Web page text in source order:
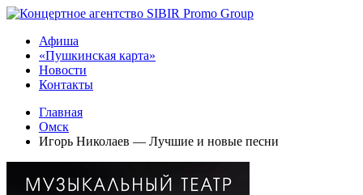
Афиша
«Пушкинская карта»
Новости
Контакты
Главная
Омск
Игорь Николаев — Лучшие и новые песни